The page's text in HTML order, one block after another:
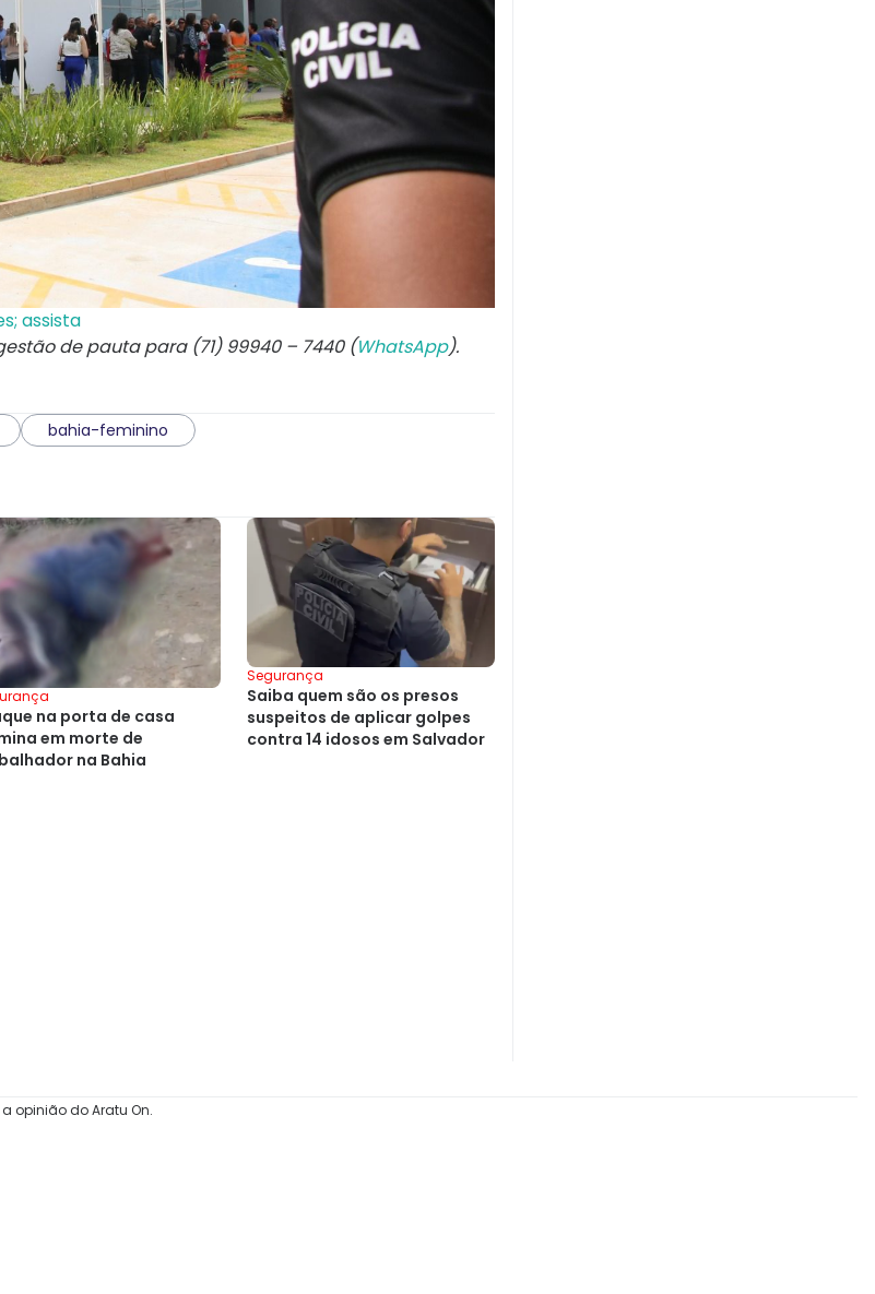
assista
de pauta para (71) 99940 – 7440 (WhatsApp).
bahia-feminino
na porta de casa
em morte de
na Bahia
Segurança
Saiba quem são os presos
suspeitos de aplicar golpes
contra 14 idosos em Salvador
opinião do Aratu On.